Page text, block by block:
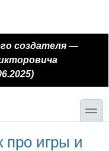
создателя —
toggle
про игры и